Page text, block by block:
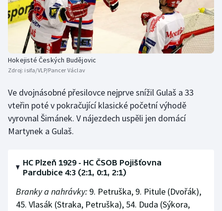
Stolní tenis
Triatlon
Veslování
Volejbal
Ostatní
Hokejisté Českých Budějovic
Zdroj: isifa/VLP/Pancer Václav
Ve dvojnásobné přesilovce nejprve snížil Gulaš a 33
vteřin poté v pokračující klasické početní výhodě
vyrovnal Šimánek. V nájezdech uspěli jen domácí
Martynek a Gulaš.
HC Plzeň 1929 - HC ČSOB Pojišťovna
Pardubice 4:3 (2:1, 0:1, 2:1)
Branky a nahrávky: 9. Petruška, 9. Pitule (Dvořák),
45. Vlasák (Straka, Petruška), 54. Duda (Sýkora,